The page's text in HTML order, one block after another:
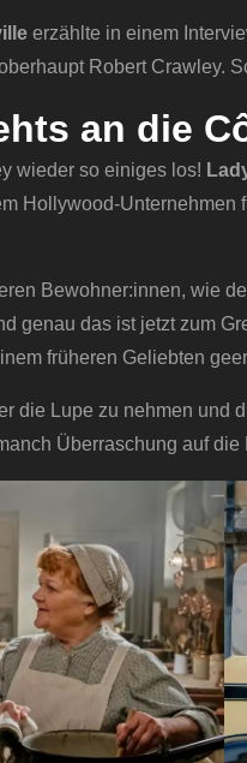
erzählte in einem
Robert Crawley.
an die
wieder so einiges los!
Hollywood-
Bewohner:innen, wie
genau das ist jetzt zum
früheren Geliebten
die Lupe zu nehmen
Überraschung auf die